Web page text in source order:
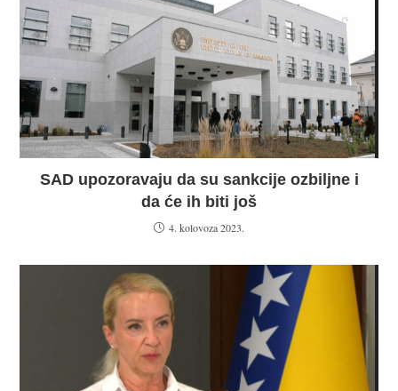
SAD upozoravaju da su sankcije ozbiljne i
da će ih biti još
4. kolovoza 2023.